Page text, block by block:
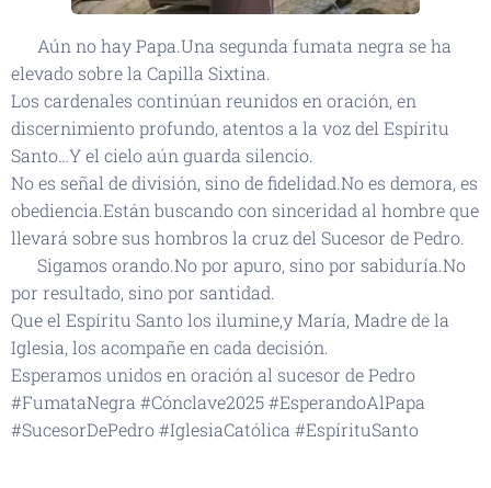
🕯 Aún no hay Papa.Una segunda fumata negra se ha
elevado sobre la Capilla Sixtina.
Los cardenales continúan reunidos en oración, en
discernimiento profundo, atentos a la voz del Espíritu
Santo…Y el cielo aún guarda silencio.
No es señal de división, sino de fidelidad.No es demora, es
obediencia.Están buscando con sinceridad al hombre que
llevará sobre sus hombros la cruz del Sucesor de Pedro.
⛪ Sigamos orando.No por apuro, sino por sabiduría.No
por resultado, sino por santidad.
Que el Espíritu Santo los ilumine,y María, Madre de la
Iglesia, los acompañe en cada decisión.
Esperamos unidos en oración al sucesor de Pedro
#FumataNegra #Cónclave2025 #EsperandoAlPapa
#SucesorDePedro #IglesiaCatólica #EspírituSanto